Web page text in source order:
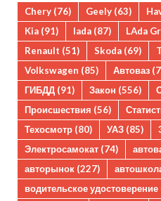
Chery (76) Geely (63)
Kia (91) lada (87) LAda
Renault (51) Skoda (69)
Volkswagen (85) Автоваз
ГИБДД (91) Закон (556)
Происшествия (56)
Техосмотр (80) УАЗ (85)
Электросамокат (74)
авторынок (227)
водительское удостоверение